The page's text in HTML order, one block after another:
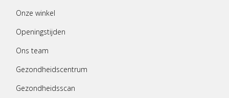
Onze winkel
Openingstijden
Ons team
Gezondheidscentrum
Gezondheidsscan